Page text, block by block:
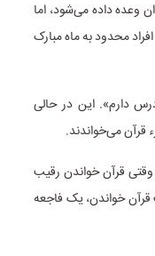
وعده داده می‌شود، اما
محدود به ماه مبارک
دارم». این‌ در حالی
قرآن می‌خواندند.
وقتی قرآن خواندن رقیب
خواندن، یک فاجعه